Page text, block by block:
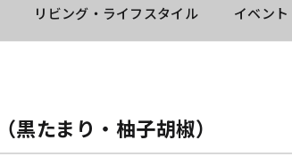
リビング・ライフスタイル イベント
たまり・柚子胡椒）